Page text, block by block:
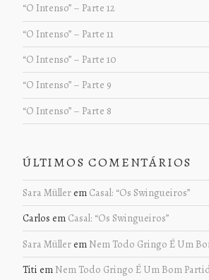
“O Intenso” – Parte 12
“O Intenso” – Parte 11
“O Intenso” – Parte 10
“O Intenso” – Parte 9
“O Intenso” – Parte 8
ÚLTIMOS COMENTÁRIOS
Sara Müllerem Casal: “Os Swingueiros”
Carlos em Casal: “Os Swingueiros”
Sara Müllerem Nem Todo Gringo É Um
Titi em Nem Todo Gringo É Um Bom